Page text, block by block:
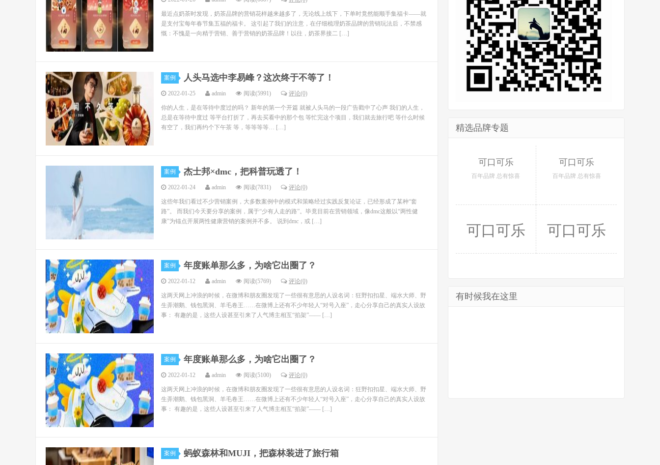
最近点奶茶时发现，奶茶品牌的营销花样越来越多了，无论线上线下，下单时竟然能顺手集福卡——就
是支付宝每年春节集五福的福卡。 这引起了我们的注意，在仔细梳理奶茶品牌的营销玩法后，不禁感
慨：不愧是一向精于营销、善于营销的奶茶品牌！以往，奶茶界接二 […]
案例 人头马选中李易峰？这次终于不等了！
2022-01-25 admin 阅读(5991) 评论(0)
你的人生，是在等待中度过的吗？ 新年的第一个开篇 就被人头马的一段广告戳中了心声 我们的人生，
总是在等待中度过 等平台打折了，再去买看中的那个包 等忙完这个项目，我们就去旅行吧 等什么时候
有空了，我们再约个下午茶 等，等等等等… […]
案例 杰士邦×dmc，把科普玩透了！
2022-01-24 admin 阅读(7831) 评论(0)
这些年我们看过不少营销案例，大多数案例中的模式和策略经过实践反复论证，已经形成了某种“套
路”。 而我们今天要分享的案例，属于“少有人走的路”。毕竟目前在营销领域，像dmc这般以“两性健
康”为锚点开展两性健康营销的案例并不多。 说到dmc，或 […]
案例 年度账单那么多，为啥它出圈了？
2022-01-12 admin 阅读(5769) 评论(0)
这两天网上冲浪的时候，在微博和朋友圈发现了一些很有意思的人设名词：狂野扣扣星、端水大师、野
生弄潮鹅、钱包黑洞、羊毛卷王……在微博上还有不少年轻人“对号入座”，走心分享自己的真实人设故
事： 有趣的是，这些人设甚至引来了人气博主相互“掐架”—— […]
案例 年度账单那么多，为啥它出圈了？
2022-01-12 admin 阅读(5100) 评论(0)
这两天网上冲浪的时候，在微博和朋友圈发现了一些很有意思的人设名词：狂野扣扣星、端水大师、野
生弄潮鹅、钱包黑洞、羊毛卷王……在微博上还有不少年轻人“对号入座”，走心分享自己的真实人设故
事： 有趣的是，这些人设甚至引来了人气博主相互“掐架”—— […]
案例 蚂蚁森林和MUJI，把森林装进了旅行箱
精选品牌专题
可口可乐
百年品牌 总有惊喜
可口可乐
百年品牌 总有惊喜
可口可乐 可口可乐
有时候我在这里